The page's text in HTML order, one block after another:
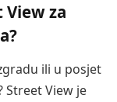
za
ili u posjet
View je